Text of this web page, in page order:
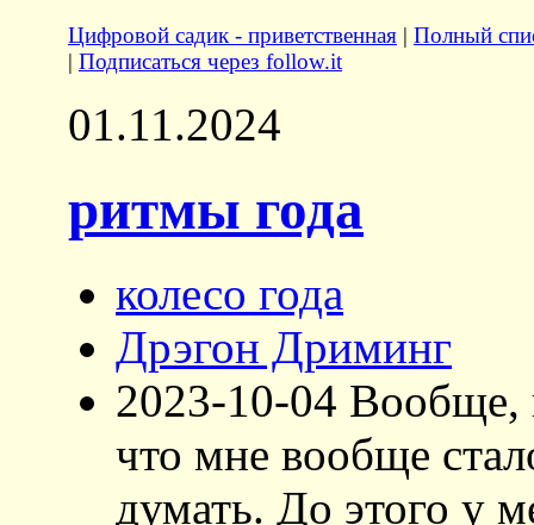
Цифровой садик - приветственная | Полный
| Подписаться через follow.it
01.11.2024
ритмы года
колесо года
Дрэгон Дриминг
2023-10-04 Вообще,
что мне вообще
думать. До этого у